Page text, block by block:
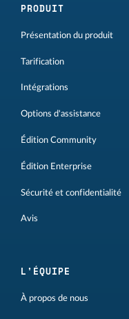
PRODUIT
Présentation du produit
Tarification
Intégrations
Options d'assistance
Édition Community
Édition Enterprise
Sécurité et confidentialité
Avis
L'ÉQUIPE
À propos de nous